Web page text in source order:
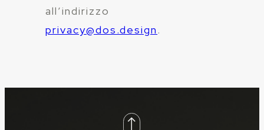
all’indirizzo
privacy@dos.design .